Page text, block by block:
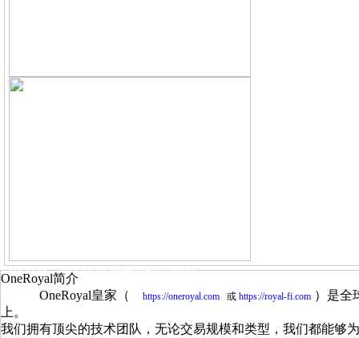
MT4五种设备登录方式
PAMM、MAM 资产管理终端软件
OneRoyal简介
OneRoyal皇家（
https://oneroyal.com 或 https://royal-fi.com ）是全
上。
我们拥有顶尖的技术团队，无论交易规模和类型，我们都能够